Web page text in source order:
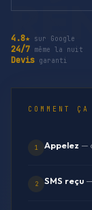
4.8★ sur Google
24/7 même la nuit
Devis garanti
COMMENT ÇA
1 Appelez —
2 SMS reçu